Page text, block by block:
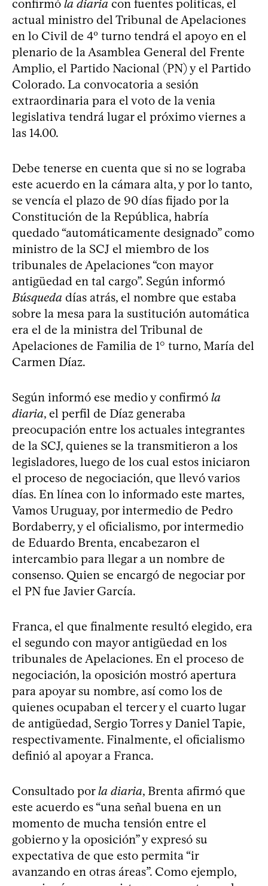
confirmó la diaria con fuentes políticas, el
actual ministro del Tribunal de Apelaciones
en lo Civil de 4º turno tendrá el apoyo en el
plenario de la Asamblea General del Frente
Amplio, el Partido Nacional (PN) y el Partido
Colorado. La convocatoria a sesión
extraordinaria para el voto de la venia
legislativa tendrá lugar el próximo viernes a
las 14.00.
Debe tenerse en cuenta que si no se lograba
este acuerdo en la cámara alta, y por lo tanto,
se vencía el plazo de 90 días fijado por la
Constitución de la República, habría
quedado “automáticamente designado” como
ministro de la SCJ el miembro de los
tribunales de Apelaciones “con mayor
antigüedad en tal cargo”. Según informó
Búsqueda días atrás, el nombre que estaba
sobre la mesa para la sustitución automática
era el de la ministra del Tribunal de
Apelaciones de Familia de 1° turno, María del
Carmen Díaz.
Según informó ese medio y confirmó la
diaria, el perfil de Díaz generaba
preocupación entre los actuales integrantes
de la SCJ, quienes se la transmitieron a los
legisladores, luego de los cual estos iniciaron
el proceso de negociación, que llevó varios
días. En línea con lo informado este martes,
Vamos Uruguay, por intermedio de Pedro
Bordaberry, y el oficialismo, por intermedio
de Eduardo Brenta, encabezaron el
intercambio para llegar a un nombre de
consenso. Quien se encargó de negociar por
el PN fue Javier García.
Franca, el que finalmente resultó elegido, era
el segundo con mayor antigüedad en los
tribunales de Apelaciones. En el proceso de
negociación, la oposición mostró apertura
para apoyar su nombre, así como los de
quienes ocupaban el tercer y el cuarto lugar
de antigüedad, Sergio Torres y Daniel Tapie,
respectivamente. Finalmente, el oficialismo
definió al apoyar a Franca.
Consultado porla diaria, Brenta afirmó que
este acuerdo es “una señal buena en un
momento de mucha tensión entre el
gobierno y la oposición” y expresó su
expectativa de que esto permita “ir
avanzando en otras áreas”. Como ejemplo,